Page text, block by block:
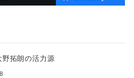
野拓朗の活力源